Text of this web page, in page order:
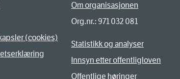
(cookies)
Om organisasjonen
Org.nr.: 971 032 081
Statistikk og analyser
Innsyn etter offentligloven
Offentlige høringer